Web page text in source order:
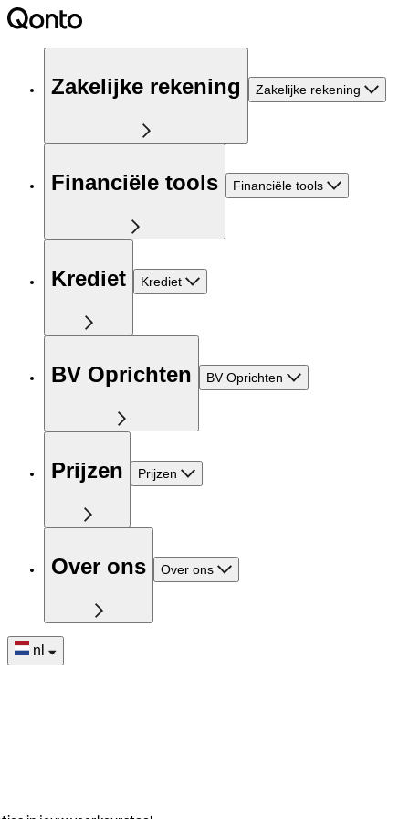
Zakelijke rekening Zakelijke rekening
Financiële tools Financiële tools
Krediet Krediet
BV Oprichten BV Oprichten
Prijzen Prijzen
Over ons Over ons
nl